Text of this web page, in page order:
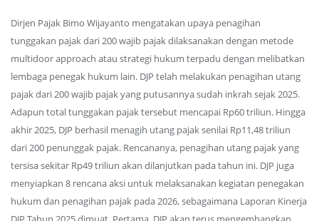
Dirjen Pajak Bimo Wijayanto mengatakan upaya penagihan
tunggakan pajak dari 200 wajib pajak dilaksanakan dengan metode
multidoor approach atau strategi hukum terpadu dengan melibatkan
lembaga penegak hukum lain. DJP telah melakukan penagihan utang
pajak dari 200 wajib pajak yang putusannya sudah inkrah sejak 2025.
Adapun total tunggakan pajak tersebut mencapai Rp60 triliun. Hingga
akhir 2025, DJP berhasil menagih utang pajak senilai Rp11,48 triliun
dari 200 penunggak pajak. Rencananya, penagihan utang pajak yang
tersisa sekitar Rp49 triliun akan dilanjutkan pada tahun ini. DJP juga
menyiapkan 8 rencana aksi untuk melaksanakan kegiatan penegakan
hukum dan penagihan pajak pada 2026, sebagaimana Laporan Kinerja